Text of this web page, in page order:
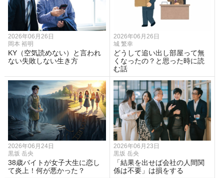
2026年06月26日
岡本 裕明
KY（空気読めない）と言われ
ない失敗しない生き方
2026年06月26日
城 繁幸
どうして追い出し部屋って無
くなったの？と思った時に読
む話
2026年06月24日
黒坂 岳央
38歳バイトが女子大生に恋し
て炎上！何が悪かった？
2026年06月23日
黒坂 岳央
「結果を出せば会社の人間関
係は不要」は損をする